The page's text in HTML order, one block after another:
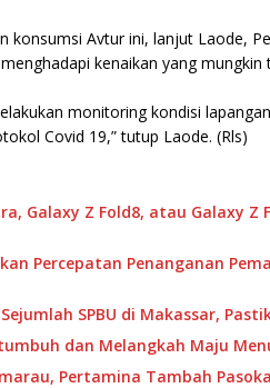
konsumsi Avtur ini, lanjut Laode,
kenaikan yang mungkin
monitoring kondisi
Covid 19,” tutup Laode. (Rls)
Galaxy Z Fold8, atau Galaxy
Percepatan Penanganan
SPBU di Makassar,
dan Melangkah Maju
Pertamina Tambah